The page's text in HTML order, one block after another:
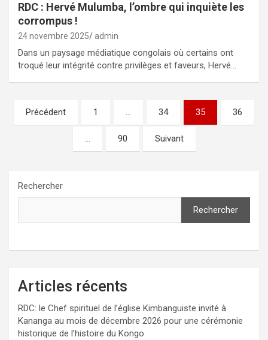
RDC : Hervé Mulumba, l’ombre qui inquiète les
corrompus !
24 novembre 2025 admin
Dans un paysage médiatique congolais où certains ont
troqué leur intégrité contre privilèges et faveurs, Hervé…
Pagination
des
publications
Précédent 1 … 34 35 36
… 90 Suivant
Rechercher
Rechercher
Articles récents
RDC: le Chef spirituel de l’église Kimbanguiste invité à
Kananga au mois de décembre 2026 pour une cérémonie
historique de l’histoire du Kongo